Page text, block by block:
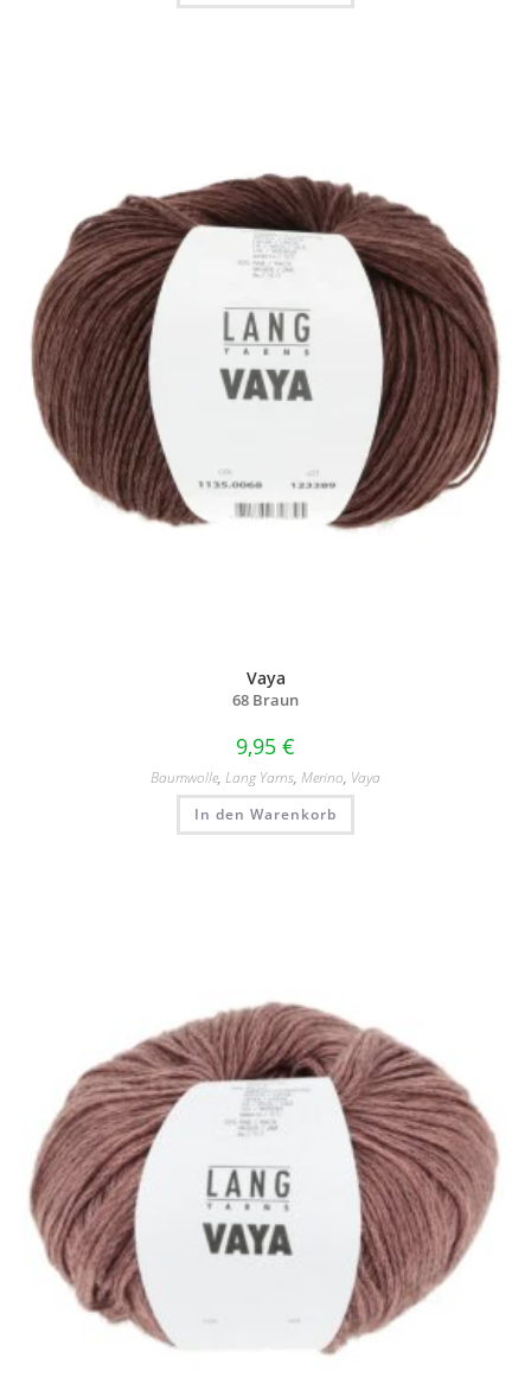
Vaya
68 Braun
9,95 €
Baumwolle, Lang Yarns, Merino, Vaya
In den Warenkorb